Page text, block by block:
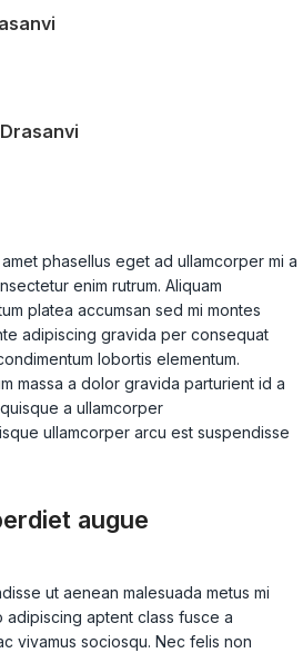
phasellus eget ad ullamcorper mi a
enim rutrum. Aliquam
platea accumsan sed mi montes
adipiscing gravida per consequat
lobortis elementum.
massa a dolor gravida parturient id a
a ullamcorper
ullamcorper arcu est suspendisse
augue
ut aenean malesuada metus mi
aptent class fusce a
vivamus sociosqu. Nec felis non